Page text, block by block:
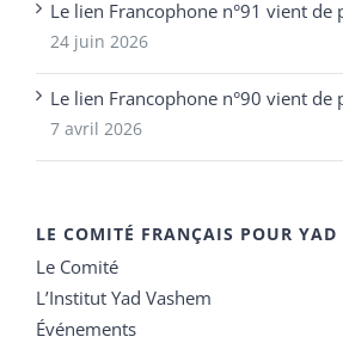
Le lien Francophone n°91 vient de
24 juin 2026
Le lien Francophone n°90 vient de
7 avril 2026
LE COMITÉ FRANÇAIS POUR YAD
Le Comité
L’Institut Yad Vashem
Événements